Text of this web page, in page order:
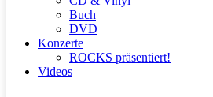
Buch
DVD
Konzerte
ROCKS präsentiert!
Videos